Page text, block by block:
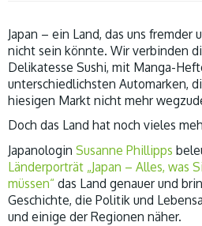
Japan – ein Land, das uns
nicht sein könnte. Wir verbinden
Delikatesse Sushi, mit Manga-
unterschiedlichsten Automarken,
hiesigen Markt nicht mehr
Doch das Land hat noch vieles
Japanologin Susanne Phillipps
Länderporträt „Japan – Alles, was
müssen“ das Land genauer und
Geschichte, die Politik und
und einige der Regionen näher.